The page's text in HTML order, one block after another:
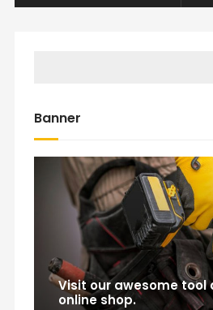
Banner
Visit our awesome tool
online shop.